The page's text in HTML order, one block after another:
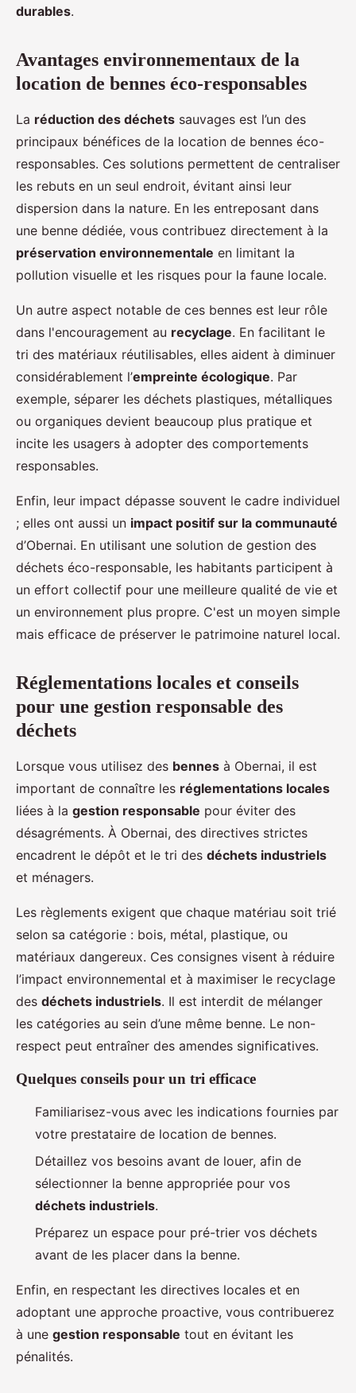
durables.
Avantages environnementaux de la
location de bennes éco-responsables
La réduction des déchets sauvages est l’un des
principaux bénéfices de la location de bennes éco-
responsables. Ces solutions permettent de centraliser
les rebuts en un seul endroit, évitant ainsi leur
dispersion dans la nature. En les entreposant dans
une benne dédiée, vous contribuez directement à la
préservation environnementale en limitant la
pollution visuelle et les risques pour la faune locale.
Un autre aspect notable de ces bennes est leur rôle
dans l'encouragement au recyclage. En facilitant le
tri des matériaux réutilisables, elles aident à diminuer
considérablement l’empreinte écologique. Par
exemple, séparer les déchets plastiques, métalliques
ou organiques devient beaucoup plus pratique et
incite les usagers à adopter des comportements
responsables.
Enfin, leur impact dépasse souvent le cadre individuel
; elles ont aussi un impact positif sur la communauté
d’Obernai. En utilisant une solution de gestion des
déchets éco-responsable, les habitants participent à
un effort collectif pour une meilleure qualité de vie et
un environnement plus propre. C'est un moyen simple
mais efficace de préserver le patrimoine naturel local.
Réglementations locales et conseils
pour une gestion responsable des
déchets
Lorsque vous utilisez des bennes à Obernai, il est
important de connaître les réglementations locales
liées à la gestion responsable pour éviter des
désagréments. À Obernai, des directives strictes
encadrent le dépôt et le tri des déchets industriels
et ménagers.
Les règlements exigent que chaque matériau soit trié
selon sa catégorie : bois, métal, plastique, ou
matériaux dangereux. Ces consignes visent à réduire
l’impact environnemental et à maximiser le recyclage
des déchets industriels. Il est interdit de mélanger
les catégories au sein d’une même benne. Le non-
respect peut entraîner des amendes significatives.
Quelques conseils pour un tri efficace
Familiarisez-vous avec les indications fournies par
votre prestataire de location de bennes.
Détaillez vos besoins avant de louer, afin de
sélectionner la benne appropriée pour vos
déchets industriels.
Préparez un espace pour pré-trier vos déchets
avant de les placer dans la benne.
Enfin, en respectant les directives locales et en
adoptant une approche proactive, vous contribuerez
à une gestion responsable tout en évitant les
pénalités.